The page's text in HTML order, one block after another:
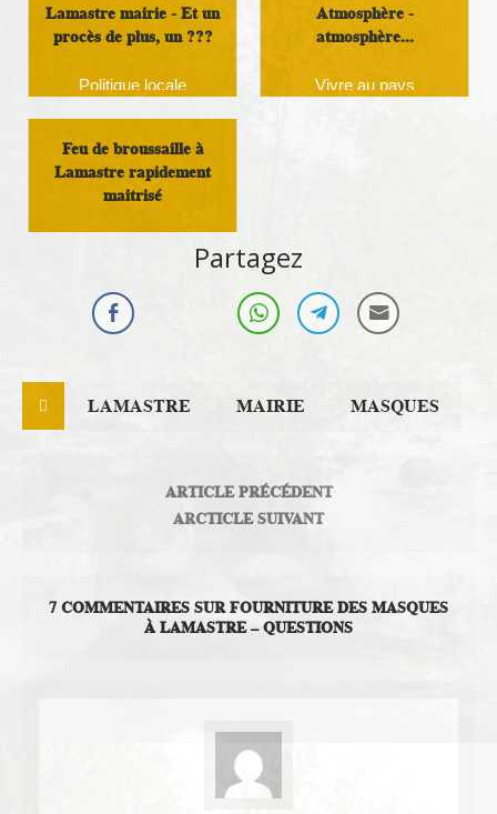
Lamastre mairie - Et un
procès de plus, un ???
Politique locale
Atmosphère -
atmosphère...
Vivre au pays
Feu de broussaille à
Lamastre rapidement
maitrisé
Partagez
LAMASTRE MAIRIE MASQUES
ARTICLE PRÉCÉDENT
ARCTICLE SUIVANT
7 COMMENTAIRES SUR FOURNITURE DES MASQUES
À LAMASTRE – QUESTIONS